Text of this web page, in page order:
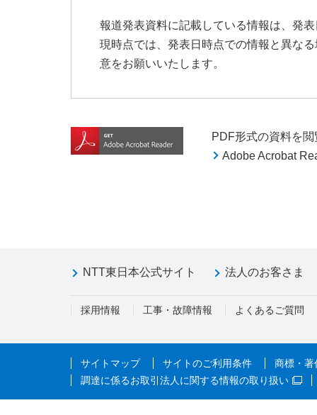
報道発表資料に記載している情報は、発
現時点では、発表日時点での情報と異な
意をお願いいたします。
PDF形式の資料を
Adobe Acrobat
NTT東日本公式サイト 法人のお客さま
採用情報 工事・故障情報 よくあるご質問
サイトマップ サイトのご利用条件
商標・著
調達に係るお取引法人に関する情報の取り扱い